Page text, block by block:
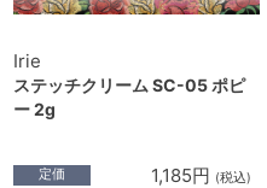
Irie
ステッチクリーム SC-05 ポピ
ー 2g
定価 1,185円 (税込)